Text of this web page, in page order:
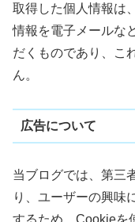
取得した個人情報は
情報を電子メールな
だくものであり、こ
ん。
広告について
当ブログでは、第三
り、ユーザーの興味
するため、Cookieを